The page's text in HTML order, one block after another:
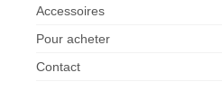
Accessoires
Pour acheter
Contact